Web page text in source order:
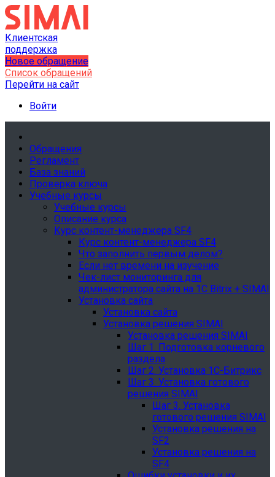
Клиентская
поддержка
Новое обращение
Список обращений
Перейти на сайт
Войти
Обращения
Регламент
База знаний
Проверка ключа
Учебные курсы
Учебные курсы
Описание курса
Курс контент-менеджера SF4
Курс контент-менеджера SF4
Что заполнить первым делом?
Если нет времени на изучение
Чек-лист мониторинга для
администратора сайта на 1С Bitrix + SIMAI
Установка сайта
Установка сайта
Установка решения SIMAI
Установка решения SIMAI
Шаг 1. Подготовка корневого
раздела
Шаг 2. Установка 1С-Битрикс
Шаг 3. Установка готового
решения SIMAI
Шаг 3. Установка
готового решения SIMAI
Установка решения на
SF2
Установка решения на
SF4